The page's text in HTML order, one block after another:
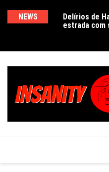
NEWS
“Morte em
universo
Delírios de
estrada com